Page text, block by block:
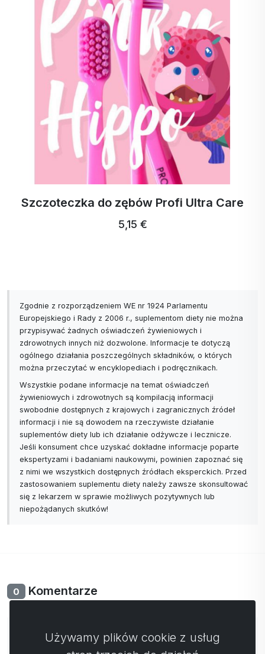
Szczoteczka do zębów Profi Ultra Care
5,15 €
Zgodnie z rozporządzeniem WE nr 1924 Parlamentu
Europejskiego i Rady z 2006 r., suplementom diety nie można
przypisywać żadnych oświadczeń żywieniowych i
zdrowotnych innych niż dozwolone. Informacje te dotyczą
ogólnego działania poszczególnych składników, o których
można przeczytać w encyklopediach i podręcznikach.
Wszystkie podane informacje na temat oświadczeń
żywieniowych i zdrowotnych są kompilacją informacji
swobodnie dostępnych z krajowych i zagranicznych źródeł
informacji i nie są dowodem na rzeczywiste działanie
suplementów diety lub ich działanie odżywcze i lecznicze.
Jeśli konsument chce uzyskać dokładne informacje poparte
ekspertyzami i badaniami naukowymi, powinien zapoznać się
z nimi we wszystkich dostępnych źródłach eksperckich. Przed
zastosowaniem suplementu diety należy zawsze skonsultować
się z lekarzem w sprawie możliwych pozytywnych lub
niepożądanych skutków!
0 Komentarze
komentarzem.
Używamy plików cookie z usług